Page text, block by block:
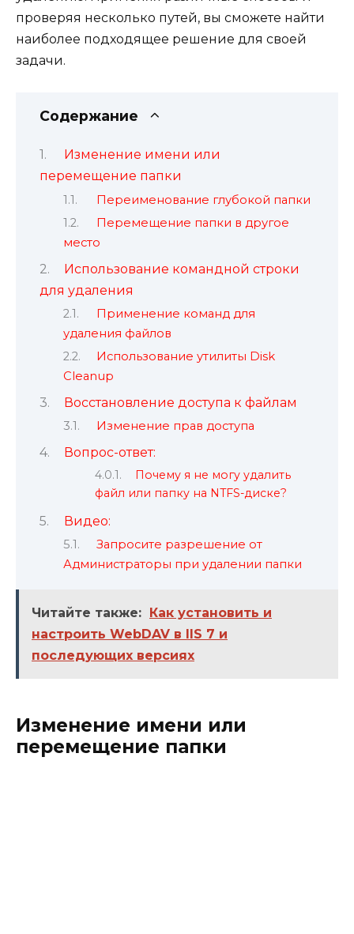
проверяя несколько путей, вы сможете найти
наиболее подходящее решение для своей
задачи.
Содержание
Изменение имени или
перемещение папки
Переименование глубокой папки
Перемещение папки в другое
место
Использование командной строки
для удаления
Применение команд для
удаления файлов
Использование утилиты Disk
Cleanup
Восстановление доступа к файлам
Изменение прав доступа
Вопрос-ответ:
Почему я не могу удалить
файл или папку на NTFS-диске?
Видео:
Запросите разрешение от
Администраторы при удалении папки
Читайте также:
Как установить и
настроить WebDAV в IIS 7 и
последующих версиях
Изменение имени или
перемещение папки